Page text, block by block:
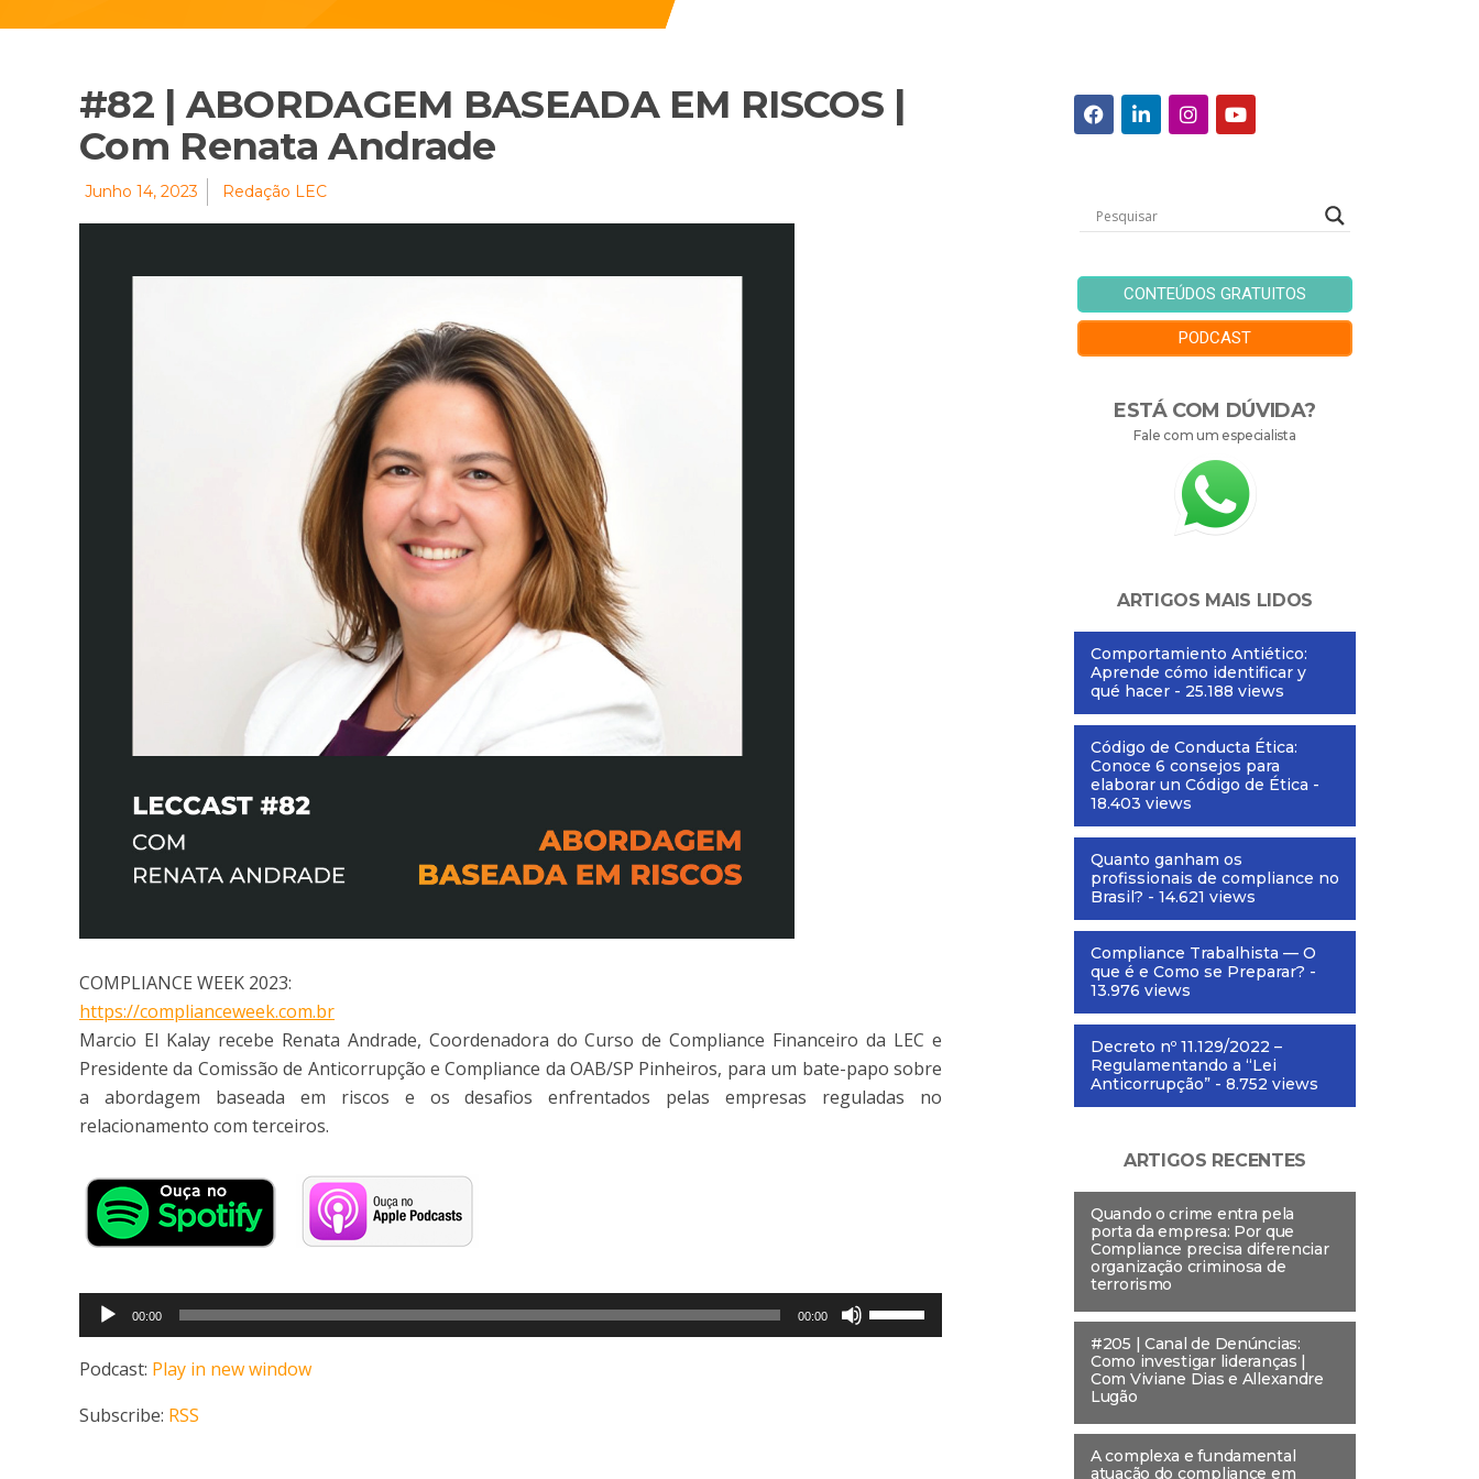
#82 | ABORDAGEM BASEADA EM RISCOS |
Com Renata Andrade
Junho 14, 2023 Redação LEC
COMPLIANCE WEEK 2023:
https://complianceweek.com.br
Marcio El Kalay recebe Renata Andrade, Coordenadora do Curso de Compliance Financeiro da LEC e
Presidente da Comissão de Anticorrupção e Compliance da OAB/SP Pinheiros, para um bate-papo sobre
a abordagem baseada em riscos e os desafios enfrentados pelas empresas reguladas no
relacionamento com terceiros.
Tocador
de
áudio
00:00 00:00
as
Podcast: Play in new window
Subscribe: RSS
CONTEÚDOS GRATUITOS
PODCAST
ESTÁ COM DÚVIDA?
Fale com um especialista
ARTIGOS MAIS LIDOS
Comportamiento Antiético:
Aprende cómo identificar y
qué hacer - 25.188 views
Código de Conducta Ética:
Conoce 6 consejos para
elaborar un Código de Ética -
18.403 views
Quanto ganham os
profissionais de compliance no
Brasil? - 14.621 views
Compliance Trabalhista — O
que é e Como se Preparar? -
13.976 views
Decreto nº 11.129/2022 –
Regulamentando a “Lei
Anticorrupção” - 8.752 views
ARTIGOS RECENTES
Quando o crime entra pela
porta da empresa: Por que
Compliance precisa diferenciar
organização criminosa de
terrorismo
#205 | Canal de Denúncias:
Como investigar lideranças |
Com Viviane Dias e Allexandre
Lugão
A complexa e fundamental
atuação do compliance em